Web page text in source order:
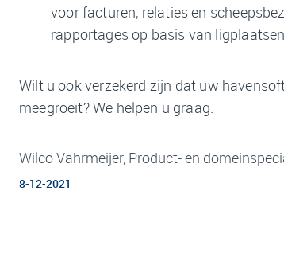
voor facturen, relaties en
rapportages op basis van
Wilt u ook verzekerd zijn dat uw
meegroeit? We helpen u graag.
Wilco Vahrmeijer, Product- en
8-12-2021